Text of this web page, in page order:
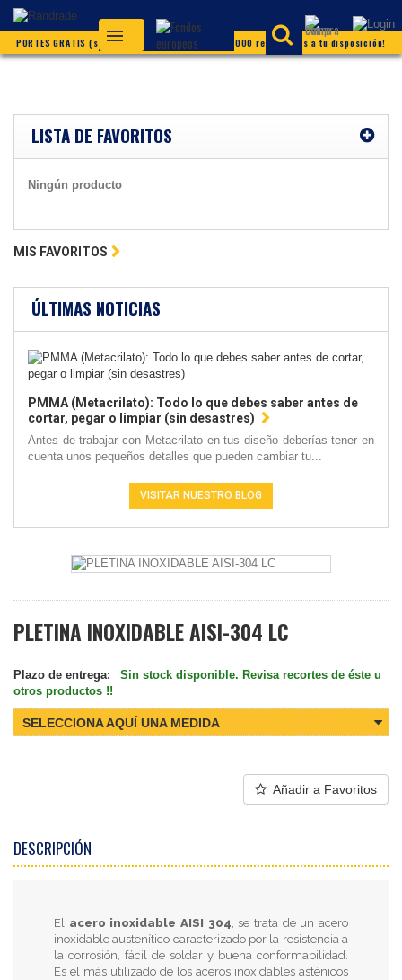
PORTES GRATIS (según condiciones) ¡Más de 20.000 referencias a tu disposición!
LISTA DE FAVORITOS
Ningún producto
MIS FAVORITOS
ÚLTIMAS NOTICIAS
PMMA (Metacrilato): Todo lo que debes saber antes de
cortar, pegar o limpiar (sin desastres)
Antes de trabajar con Metacrilato en tus diseño deberías tener en
cuenta unos pequeños detalles que pueden cambiar tu...
VISITAR NUESTRO BLOG
PLETINA INOXIDABLE AISI-304 LC
Plazo de entrega:
Sin stock disponible. Revisa recortes de éste u
otros productos !!
SELECCIONA AQUÍ UNA MEDIDA
Añadir a Favoritos
DESCRIPCIÓN
El acero inoxidable AISI 304, se trata de un acero
inoxidable austenítico caracterizado por la resistencia a
la corrosión, fácil de soldar y buena conformabilidad.
Es el más utilizado de los aceros inoxidables asténicos